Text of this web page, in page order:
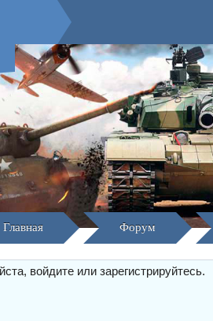
Главная Форум
войдите или зарегистрируйтесь.